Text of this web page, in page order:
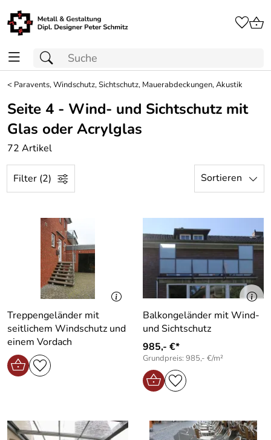
< Paravents, Windschutz, Sichtschutz, Mauerabdeckungen, Akustik
Seite 4 - Wind- und Sichtschutz mit
Glas oder Acrylglas
72 Artikel
Filter (2) Sortieren
Treppengeländer mit
seitlichem Windschutz und
einem Vordach
Balkongeländer mit Wind-
und Sichtschutz
985,- €*
Grundpreis: 985,- €/m²